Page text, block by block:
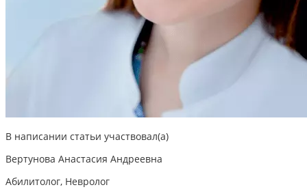
В написании статьи участвовал(а)
Вертунова Анастасия Андреевна
Абилитолог, Невролог